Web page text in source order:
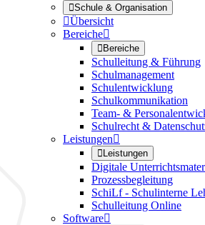
Schule & Organisation
Übersicht
Bereiche
Bereiche
Schulleitung & Führung
Schulmanagement
Schulentwicklung
Schulkommunikation
Team- &
Schulrecht &
Leistungen
Leistungen
Digitale
Prozessbegleitung
SchiLf - Schulinterne
Schulleitung Online
Software